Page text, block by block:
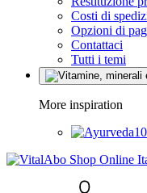
Costi di
Opzioni di
Contattaci
Tutti i temi
More inspiration